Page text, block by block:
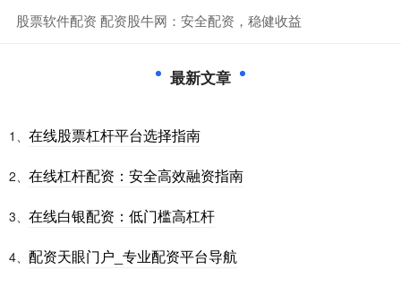
​股票软件配资 配资股牛网：安全配资，稳健收益
最新文章
1、 在线股票杠杆平台选择指南
2、 在线杠杆配资：安全高效融资指南
3、 在线白银配资：低门槛高杠杆
4、 配资天眼门户_专业配资平台导航